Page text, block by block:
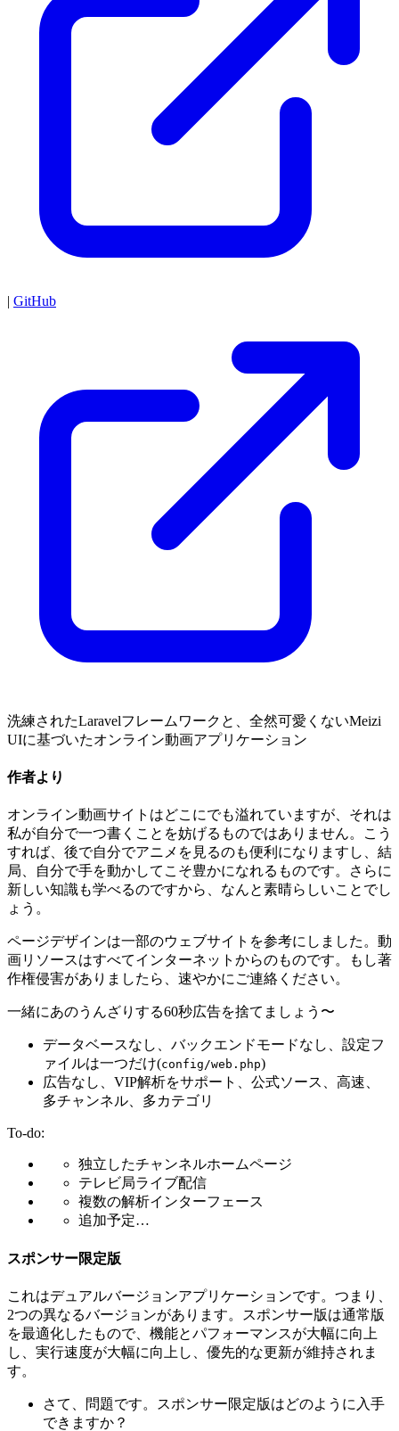
| GitHub
洗練されたLaravelフレームワークと、全然可愛くないMeizi
UIに基づいたオンライン動画アプリケーション
作者より
オンライン動画サイトはどこにでも溢れていますが、それは
私が自分で一つ書くことを妨げるものではありません。こう
すれば、後で自分でアニメを見るのも便利になりますし、結
局、自分で手を動かしてこそ豊かになれるものです。さらに
新しい知識も学べるのですから、なんと素晴らしいことでし
ょう。
ページデザインは一部のウェブサイトを参考にしました。動
画リソースはすべてインターネットからのものです。もし著
作権侵害がありましたら、速やかにご連絡ください。
一緒にあのうんざりする60秒広告を捨てましょう〜
データベースなし、バックエンドモードなし、設定フ
ァイルは一つだけ(config/web.php)
広告なし、VIP解析をサポート、公式ソース、高速、
多チャンネル、多カテゴリ
To-do:
独立したチャンネルホームページ
テレビ局ライブ配信
複数の解析インターフェース
追加予定…
スポンサー限定版
これはデュアルバージョンアプリケーションです。つまり、
2つの異なるバージョンがあります。スポンサー版は通常版
を最適化したもので、機能とパフォーマンスが大幅に向上
し、実行速度が大幅に向上し、優先的な更新が維持されま
す。
さて、問題です。スポンサー限定版はどのように入手
できますか？